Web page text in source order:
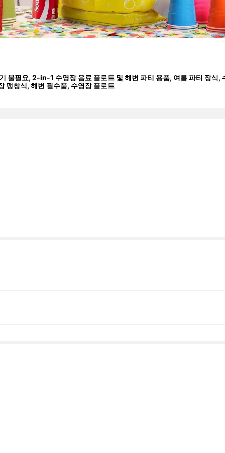
불필요, 2-in-1 수영장 음료 플로트 및 해변 파티 용품, 여름 파티 장식,
팽창식, 해변 필수품, 수영장 플로트